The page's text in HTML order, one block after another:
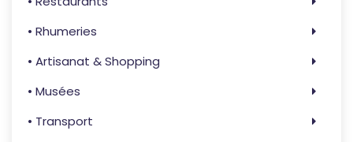
• Rhumeries
• Artisanat & Shopping
• Musées
• Transport